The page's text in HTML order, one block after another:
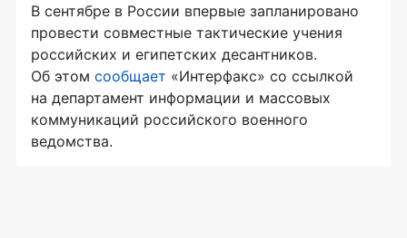
В сентябре в России впервые запланировано
провести совместные тактические учения
российских и египетских десантников.
Об этом сообщает «Интерфакс» со ссылкой
на департамент информации и массовых
коммуникаций российского военного
ведомства.